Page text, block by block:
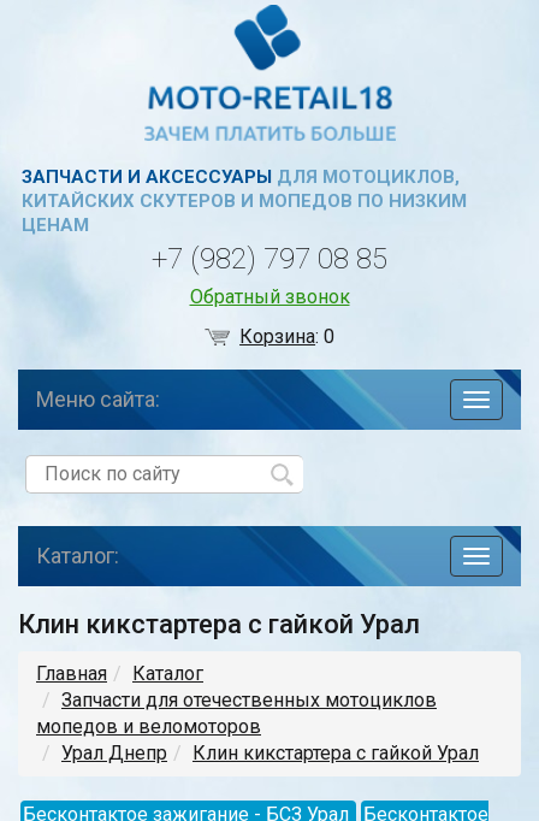
ЗАПЧАСТИ И АКСЕССУАРЫДЛЯ МОТОЦИКЛОВ,
КИТАЙСКИХ СКУТЕРОВ И МОПЕДОВ ПО НИЗКИМ
ЦЕНАМ
+7 (982) 797 08 85
Обратный звонок
Корзина:0
по
Меню сайта:
toggle
Каталог:
Клин кикстартера с гайкой Урал
Главная
Каталог
Запчасти для отечественных мотоциклов
мопедов и веломоторов
Урал Днепр
Клин кикстартера с гайкой Урал
Бесконтактое зажигание - БСЗ Урал
Бесконтактое